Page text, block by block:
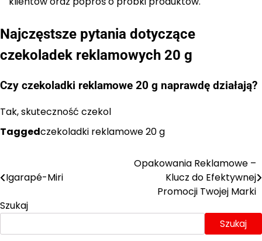
Najczęstsze pytania dotyczące
czekoladek reklamowych 20 g
Czy czekoladki reklamowe 20 g naprawdę działają?
Tak, skuteczność czekol
Taggedczekoladki reklamowe 20 g
wpisu
Igarapé-Miri
Opakowania Reklamowe –
Klucz do Efektywnej
Promocji Twojej Marki
Szukaj
Szukaj